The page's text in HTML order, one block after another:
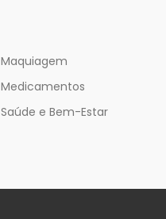
Maquiagem
Medicamentos
Saúde e Bem-Estar